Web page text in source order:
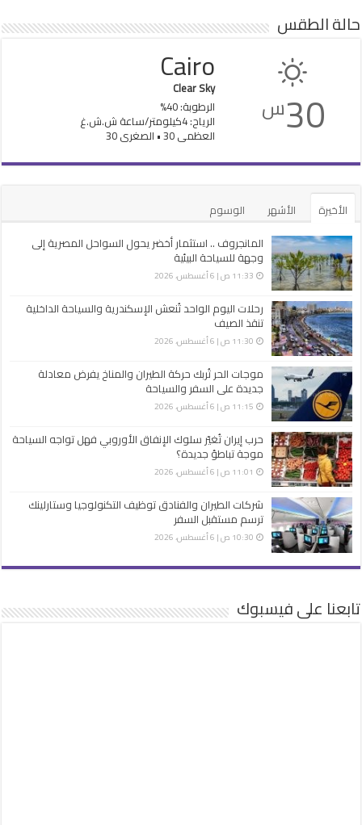
حالة الطقس
30س
Cairo
Clear Sky
الرطوبة: 40%
الرياح: 4كيلومتر/ساعة ش.ش.غ
العظمى 30 • الصغرى 30
الأخيرة الأشهر
الوسوم
المانجروف .. استثمار أخضر يحول السواحل المصرية إلى
وجهة للسياحة البيئية
11:33 ص | 6 أغسطس، 2026
رحلات اليوم الواحد تُنعش الإسكندرية والسياحة الداخلية
تنقذ الصيف
11:30 ص | 6 أغسطس، 2026
موجات الحر تُربك حركة الطيران والمناخ يفرض معادلة
جديدة على السفر والسياحة
11:15 ص | 6 أغسطس، 2026
حرب إيران تُغيّر سلوك الإنفاق الأوروبي فهل تواجه السياحة
موجة تباطؤ جديدة؟
11:01 ص | 6 أغسطس، 2026
شركات الطيران والفنادق توظيف التكنولوجيا وستارلينك
ترسم مستقبل السفر
10:30 ص | 6 أغسطس، 2026
تابعنا على فيسبوك